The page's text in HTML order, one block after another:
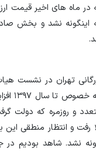
در ماه های اخیر قیمت
اینگونه نشد و بخش
تهران در نشست هیات
و روزمره که دولت
رفت و انتظار منطقی
نشد. شاهد بودیم